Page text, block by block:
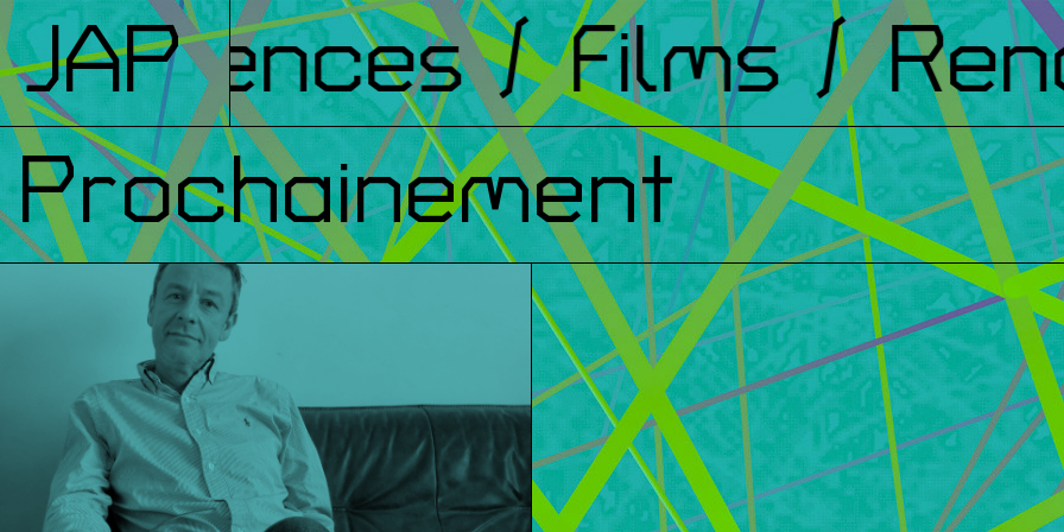
JAP / Films /
Prochainement